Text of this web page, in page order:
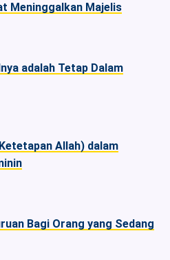
Meninggalkan Majelis
adalah Tetap Dalam
Allah) dalam
Bagi Orang yang Sedang